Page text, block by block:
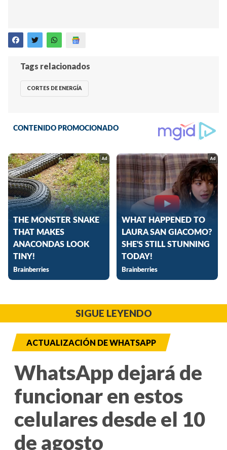
Tags relacionados
CORTES DE ENERGÍA
SIGUE LEYENDO
ACTUALIZACIÓN DE WHATSAPP
WhatsApp dejará de
funcionar en estos
celulares desde el 10
de agosto